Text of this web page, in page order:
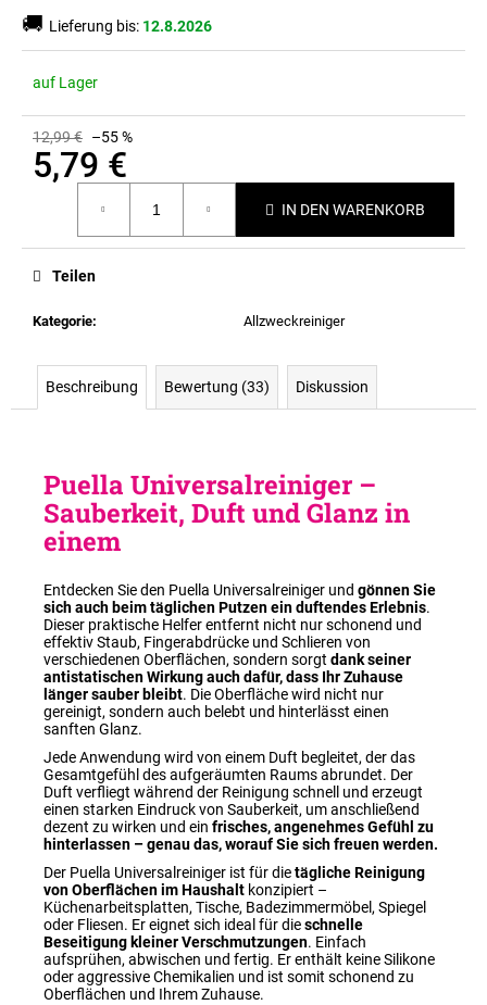
🚚 Lieferung bis: 12.8.2026
auf Lager
12,99 € –55 %
5,79 €
IN DEN WARENKORB
Kategorie: Allzweckreiniger
Teilen
Beschreibung Bewertung (33) Diskussion
Puella Universalreiniger –
Sauberkeit, Duft und Glanz in
einem
Entdecken Sie den Puella Universalreiniger und gönnen Sie
sich auch beim täglichen Putzen ein duftendes Erlebnis.
Dieser praktische Helfer entfernt nicht nur schonend und
effektiv Staub, Fingerabdrücke und Schlieren von
verschiedenen Oberflächen, sondern sorgt dank seiner
antistatischen Wirkung auch dafür, dass Ihr Zuhause
länger sauber bleibt. Die Oberfläche wird nicht nur
gereinigt, sondern auch belebt und hinterlässt einen
sanften Glanz.
Jede Anwendung wird von einem Duft begleitet, der das
Gesamtgefühl des aufgeräumten Raums abrundet. Der
Duft verfliegt während der Reinigung schnell und erzeugt
einen starken Eindruck von Sauberkeit, um anschließend
dezent zu wirken und ein frisches, angenehmes Gefühl zu
hinterlassen – genau das, worauf Sie sich freuen werden.
Der Puella Universalreiniger ist für dietägliche Reinigung
von Oberflächen im Haushalt konzipiert –
Küchenarbeitsplatten, Tische, Badezimmermöbel, Spiegel
oder Fliesen. Er eignet sich ideal für dieschnelle
Beseitigung kleiner Verschmutzungen. Einfach
aufsprühen, abwischen und fertig. Er enthält keine Silikone
oder aggressive Chemikalien und ist somit schonend zu
Oberflächen und Ihrem Zuhause.